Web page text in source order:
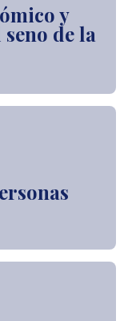
y
de la